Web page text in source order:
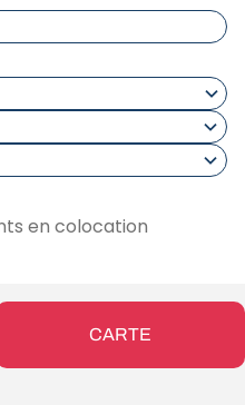
en colocation
CARTE